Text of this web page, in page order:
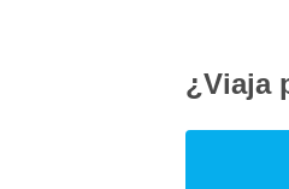
¿Viaja